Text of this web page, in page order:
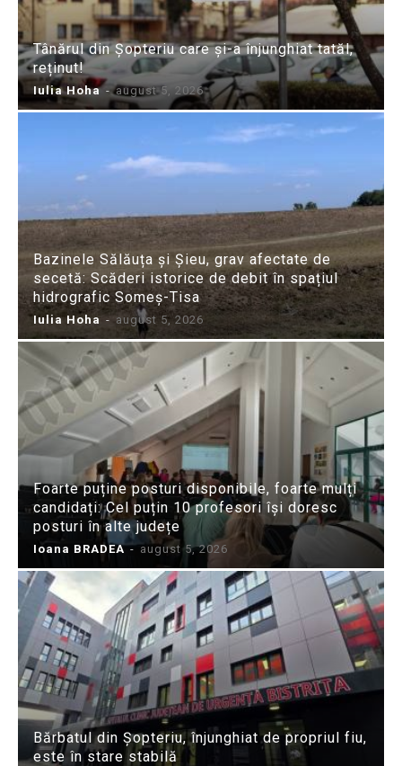
Tânărul din Șopteriu care și-a înjunghiat tatăl,
reținut!
Iulia Hoha - august 5, 2026
Bazinele Sălăuța și Șieu, grav afectate de
secetă: Scăderi istorice de debit în spațiul
hidrografic Someș-Tisa
Iulia Hoha - august 5, 2026
Foarte puține posturi disponibile, foarte mulți
candidați: Cel puțin 10 profesori își doresc
posturi în alte județe
Ioana BRADEA - august 5, 2026
Bărbatul din Șopteriu, înjunghiat de propriul fiu,
este în stare stabilă